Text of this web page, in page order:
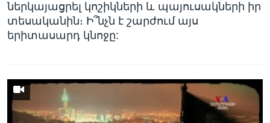
ներկայացրել կոշիկների և պայուսակների իր
տեսականին։ Ի՞նչն է շարժում այս
երիտասարդ կնոջը: